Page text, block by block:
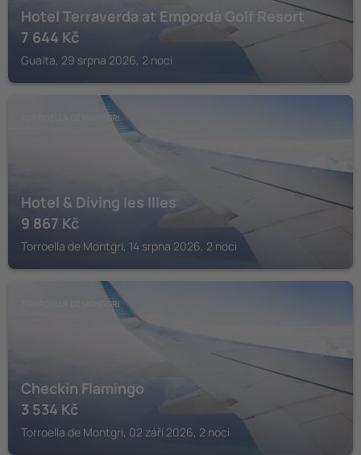
Hotel Terraverda at Empordà Golf Resort
7 644 Kč
Gualta, 29 srpna 2026, 2 noci
TORROELLA DE MONTGRI
Hotel & Diving les Illes
9 867 Kč
Torroella de Montgri, 14 srpna 2026, 2 noci
TORROELLA DE MONTGRI
Checkin Flamingo
3 534 Kč
Torroella de Montgri, 02 září 2026, 2 noci